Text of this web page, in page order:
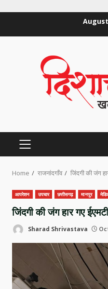
PRIMARY
Home राजनांदगाँव जिंदगी की जंग
आपरेशन उपचार छत्तीसगढ़ मानपुर
जिंदगी की जंग हार गए
Sharad Shrivastava